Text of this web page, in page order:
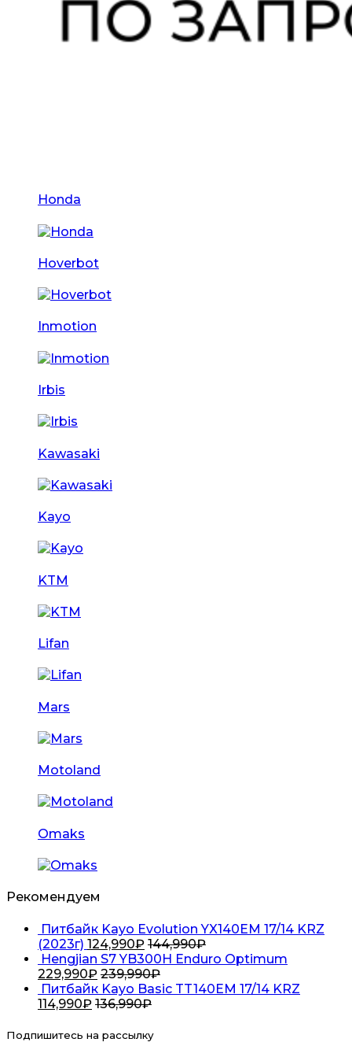
Honda
Hoverbot
Inmotion
Irbis
Kawasaki
Kayo
KTM
Lifan
Mars
Motoland
Omaks
Рекомендуем
Питбайк Kayo Evolution YX140EM 17/14 KRZ
(2023г) 124,990₽ 144,990₽
Hengjian S7 YB300H Enduro Optimum
229,990₽ 239,990₽
Питбайк Kayo Basic TT140EM 17/14 KRZ
114,990₽ 136,990₽
Подпишитесь на рассылку